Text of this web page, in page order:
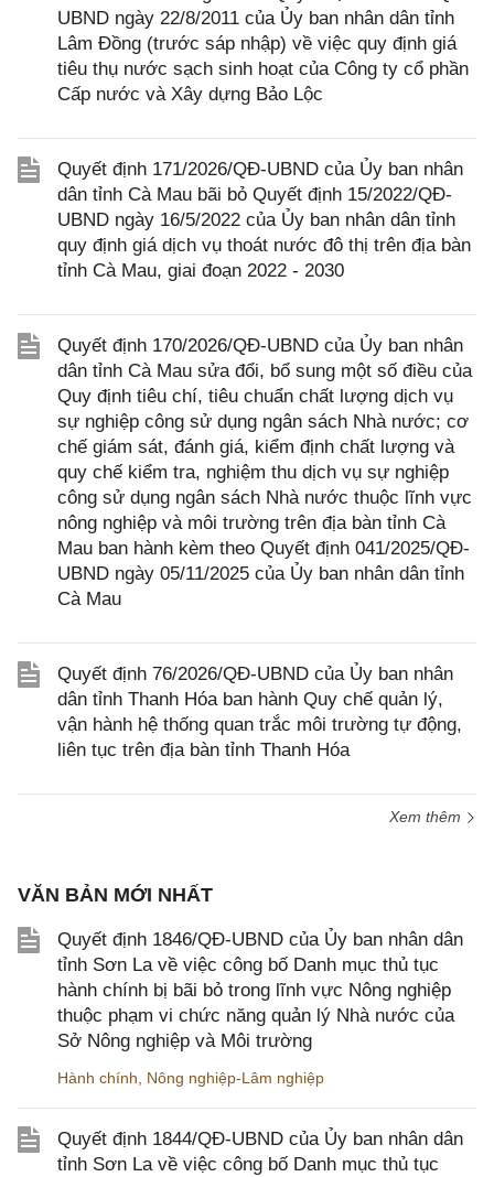
UBND ngày 22/8/2011 của Ủy ban nhân dân tỉnh
Lâm Đồng (trước sáp nhập) về việc quy định giá
tiêu thụ nước sạch sinh hoạt của Công ty cổ phần
Cấp nước và Xây dựng Bảo Lộc
Quyết định 171/2026/QĐ-UBND của Ủy ban nhân
dân tỉnh Cà Mau bãi bỏ Quyết định 15/2022/QĐ-
UBND ngày 16/5/2022 của Ủy ban nhân dân tỉnh
quy định giá dịch vụ thoát nước đô thị trên địa bàn
tỉnh Cà Mau, giai đoạn 2022 - 2030
Quyết định 170/2026/QĐ-UBND của Ủy ban nhân
dân tỉnh Cà Mau sửa đổi, bổ sung một số điều của
Quy định tiêu chí, tiêu chuẩn chất lượng dịch vụ
sự nghiệp công sử dụng ngân sách Nhà nước; cơ
chế giám sát, đánh giá, kiểm định chất lượng và
quy chế kiểm tra, nghiệm thu dịch vụ sự nghiệp
công sử dụng ngân sách Nhà nước thuộc lĩnh vực
nông nghiệp và môi trường trên địa bàn tỉnh Cà
Mau ban hành kèm theo Quyết định 041/2025/QĐ-
UBND ngày 05/11/2025 của Ủy ban nhân dân tỉnh
Cà Mau
Quyết định 76/2026/QĐ-UBND của Ủy ban nhân
dân tỉnh Thanh Hóa ban hành Quy chế quản lý,
vận hành hệ thống quan trắc môi trường tự động,
liên tục trên địa bàn tỉnh Thanh Hóa
Xem thêm
VĂN BẢN MỚI NHẤT
Quyết định 1846/QĐ-UBND của Ủy ban nhân dân
tỉnh Sơn La về việc công bố Danh mục thủ tục
hành chính bị bãi bỏ trong lĩnh vực Nông nghiệp
thuộc phạm vi chức năng quản lý Nhà nước của
Sở Nông nghiệp và Môi trường
Hành chính Nông nghiệp-Lâm nghiệp
Quyết định 1844/QĐ-UBND của Ủy ban nhân dân
tỉnh Sơn La về việc công bố Danh mục thủ tục